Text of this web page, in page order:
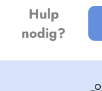
Hulp
nodig?